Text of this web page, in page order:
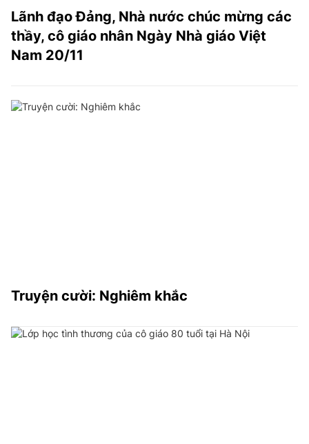
Lãnh đạo Đảng, Nhà nước chúc mừng các
thầy, cô giáo nhân Ngày Nhà giáo Việt
Nam 20/11
Truyện cười: Nghiêm khắc